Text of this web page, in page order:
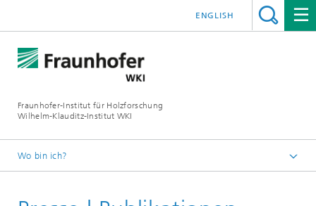
Fraunhofer-Institut für Holzforschung
Wilhelm-Klauditz-Institut WKI
ENGLISH
Wo bin ich?